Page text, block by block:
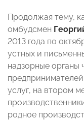
Продолжая тему,
омбудсмен
2013 года по
устных и
надзорные органы
услуг, на втором
родное